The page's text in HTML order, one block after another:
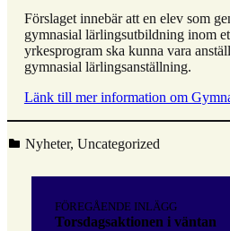
Förslaget innebär att en elev som
gymnasial lärlingsutbildning inom
yrkesprogram ska kunna vara
gymnasial lärlingsanställning.
Länk till mer information om
Kategoriserad i:
Nyheter, Uncategorized
tillbaka
huvudnavigeringen
FÖREGÅENDE INLÄGG
Torsdagsaktionen i väntan